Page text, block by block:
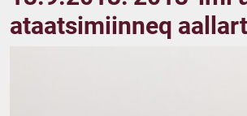
ataatsimiinneq